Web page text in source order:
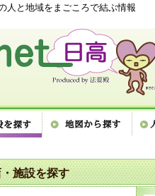
人と地域をまごころで結ぶ情報
施設を探す